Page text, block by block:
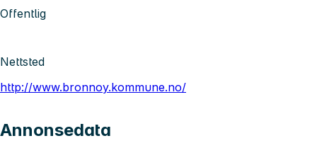
Offentlig
Nettsted
http://www.bronnoy.kommune.no/
Annonsedata